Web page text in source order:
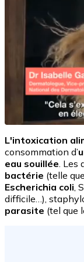
L'intoxication
consommation d’
eau souillée. Les
bactérie (telle que
Escherichia coli,
difficile…),
parasite (tel que